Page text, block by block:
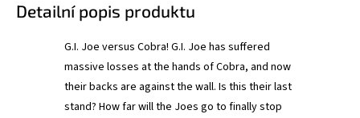
Detailní popis produktu
G.I. Joe versus Cobra! G.I. Joe has suffered
massive losses at the hands of Cobra, and now
their backs are against the wall. Is this their last
stand? How far will the Joes go to finally stop